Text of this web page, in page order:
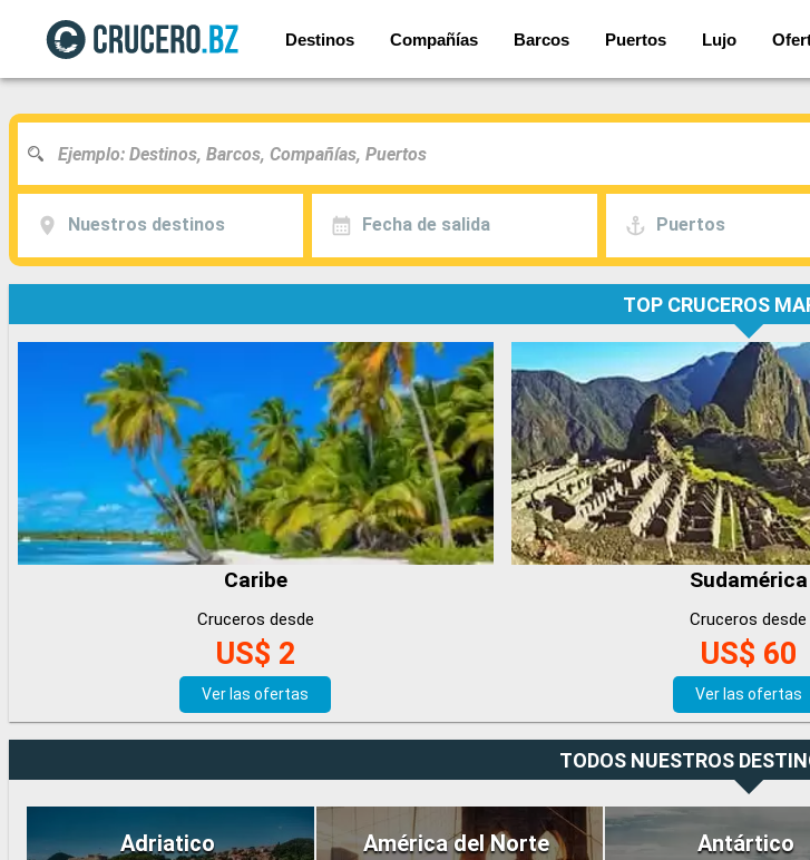
Destinos Compañías Barcos Puertos Lujo
Nuestros destinos Fecha de salida Puertos
TOP CRUCEROS
Caribe
Cruceros desde
US$ 2
Ver las ofertas
Sudamérica
Cruceros desde
US$ 60
Ver las ofertas
TODOS NUESTROS
Adriatico América del Norte Antártico